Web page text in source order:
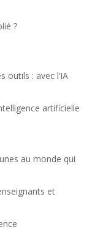
?
outils : avec l’IA
artificielle
au monde qui
et